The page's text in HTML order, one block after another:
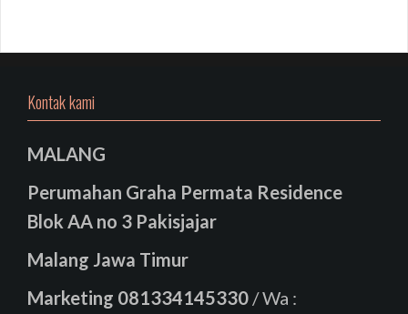
Kontak kami
MALANG
Perumahan Graha Permata Residence
Blok AA no 3 Pakisjajar
Malang Jawa Timur
Marketing 081334145330 / Wa :